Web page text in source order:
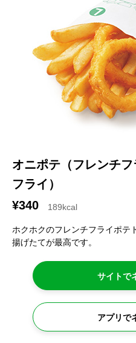
オニポテ（フレンチ
フライ）
¥340
189kcal
ホクホクのフレンチフライポテ
揚げたてが最高です。
サイトで
アプリで